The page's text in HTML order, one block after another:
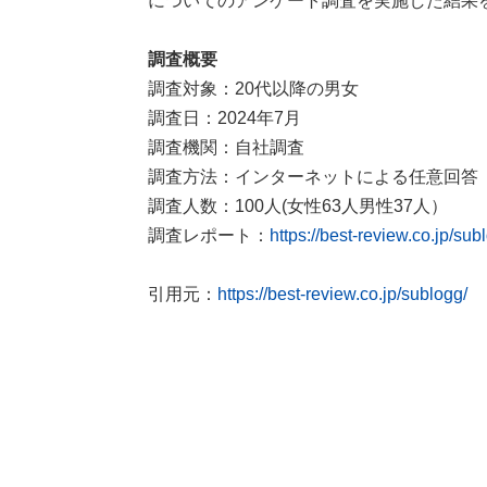
調査概要
調査対象：20代以降の男女
調査日：2024年7月
調査機関：自社調査
調査方法：インターネットによる任意回答
調査人数：100人(女性63人男性37人）
調査レポート： https://best-review.co.jp/
引用元： https://best-review.co.jp/sublogg/